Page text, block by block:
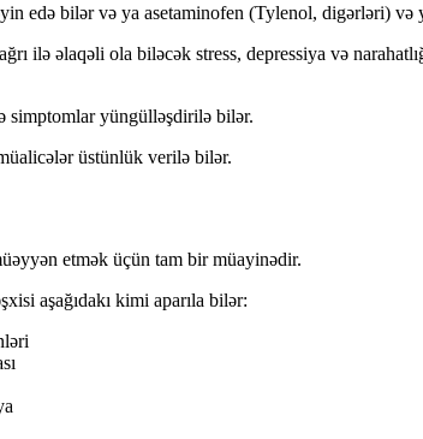
edə bilər və ya asetaminofen (Tylenol, digərləri)
ilə əlaqəli ola biləcək stress, depressiya və
simptomlar yüngülləşdirilə bilər.
üstünlük verilə bilər.
etmək üçün tam bir müayinədir.
aşağıdakı kimi aparıla bilər: